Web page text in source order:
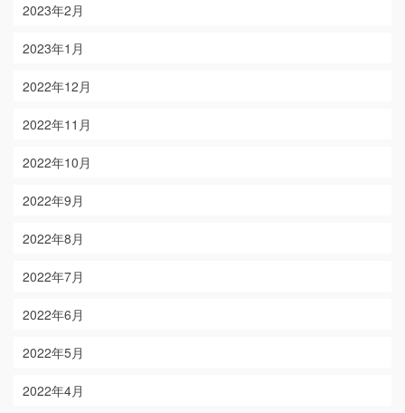
2023年2月
2023年1月
2022年12月
2022年11月
2022年10月
2022年9月
2022年8月
2022年7月
2022年6月
2022年5月
2022年4月